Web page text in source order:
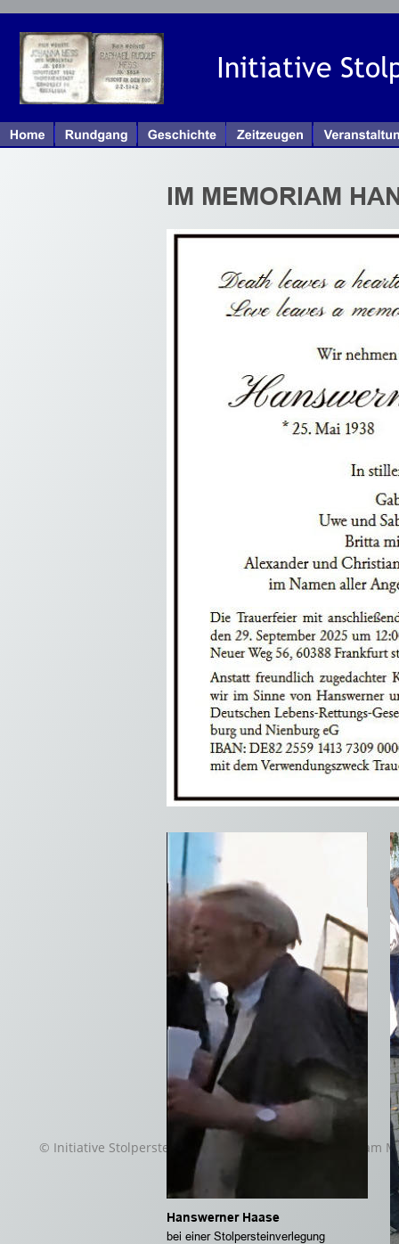
Initiative
© Initiative Stolpersteine Bergen-Enkheim | Frankfurt am
IM MEMORIAM
Hanswerner Haase
bei einer Stolpersteinverlegung